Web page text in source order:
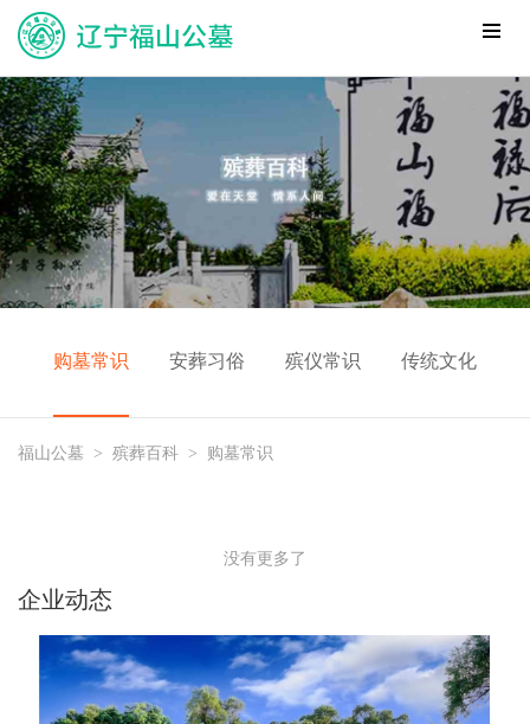
购墓常识 安葬习俗 殡仪常识 传统文化
福山公墓 > 殡葬百科 > 购墓常识
没有更多了
企业动态